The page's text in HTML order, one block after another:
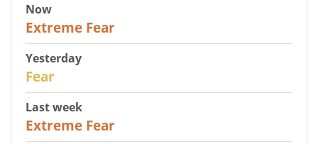
Now
Extreme Fear
Yesterday
Fear
Last week
Extreme Fear